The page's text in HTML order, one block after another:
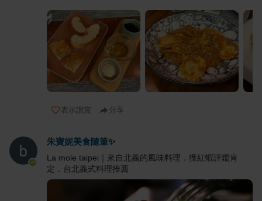
表示讚賞 分享
朱寶妮美食隨筆✨
La mole taipei｜來自北義的風味料理．獲紅蝦評鑑肯
定．台北義式料理推薦